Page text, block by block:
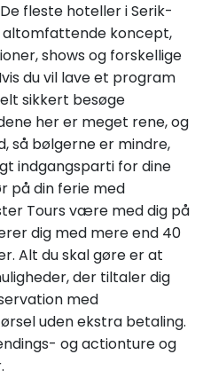
fleste hoteller i Serik-
koncept,
shows og forskellige
du vil lave et program
sikkert besøge
her er meget rene, og
så bølgerne er mindre,
indgangsparti for dine
på din ferie med
Tours være med dig på
dig med mere end 40
Alt du skal gøre er at
der tiltaler dig
med
uden ekstra betaling.
og actionture og